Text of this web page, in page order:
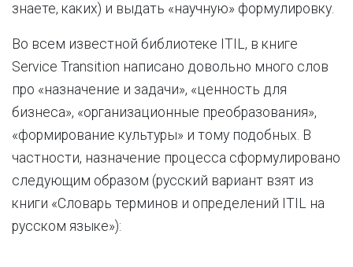
знаете, каких) и выдать «научную» формулировку.
Во всем известной библиотеке ITIL, в книге
Service Transition написано довольно много слов
про «назначение и задачи», «ценность для
бизнеса», «организационные преобразования»,
«формирование культуры» и тому подобных. В
частности, назначение процесса сформулировано
следующим образом (русский вариант взят из
книги «Словарь терминов и определений ITIL на
русском языке»):